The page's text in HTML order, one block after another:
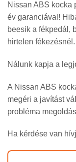
Nissan ABS kocka
év garanciával!
beesik a fékpedál,
hirtelen fékezésnél.
Nálunk kapja a
A Nissan ABS
megéri a javítást
probléma
Ha kérdése van